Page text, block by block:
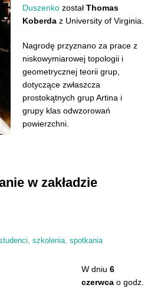
Duszenko został Thomas
Koberda z University of Virginia.
Nagrodę przyznano za prace z
niskowymiarowej topologii i
geometrycznej teorii grup,
dotyczące zwłaszcza
prostokątnych grup Artina i
grupy klas odwzorowań
powierzchni.
w zakładzie
, szkolenia, spotkania
W dniu 6
czerwca o godz.